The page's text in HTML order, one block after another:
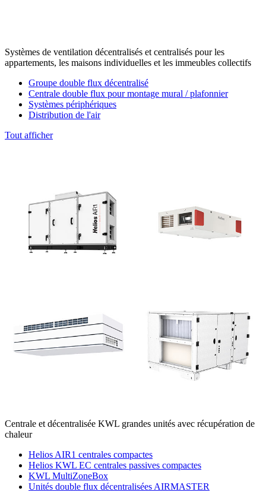
Systèmes de ventilation décentralisés et centralisés pour les
appartements, les maisons individuelles et les immeubles collectifs
Groupe double flux décentralisé
Centrale double flux pour montage mural / plafonnier
Systèmes périphériques
Distribution de l'air
Tout afficher
Centrale et décentralisée KWL grandes unités avec récupération de
chaleur
Helios AIR1 centrales compactes
Helios KWL EC centrales passives compactes
KWL MultiZoneBox
Unités double flux décentralisées AIRMASTER